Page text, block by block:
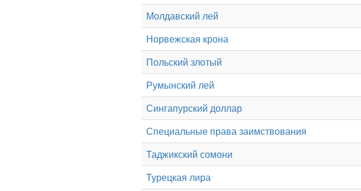
Молдавский лей
Норвежская крона
Польский злотый
Румынский лей
Сингапурский доллар
Специальные права заимствования
Таджикский сомони
Турецкая лира